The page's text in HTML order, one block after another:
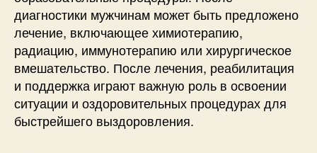
диагностики мужчинам может быть предложено
лечение, включающее химиотерапию,
радиацию, иммунотерапию или хирургическое
вмешательство. После лечения, реабилитация
и поддержка играют важную роль в освоении
ситуации и оздоровительных процедурах для
быстрейшего выздоровления.